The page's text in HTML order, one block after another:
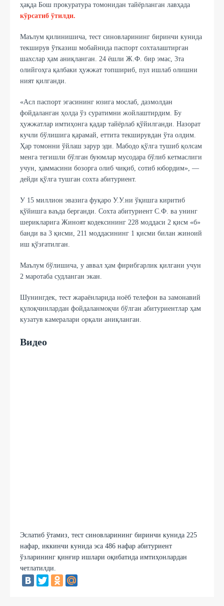
ҳақда Бош прокуратура томонидан тайёрланган лавҳада
кўрсатиб ўтилди.
Маълум қилинишича, тест синовларининг биринчи кунида
текширув ўтказиш мобайнида паспорт сохталаштирган
шахслар ҳам аниқланган. 24 ёшли Ж.Ф. бир эмас, 3та
олийгоҳга қалбаки ҳужжат топшириб, пул ишлаб олишни
ният қилганди.
«Асл паспорт эгасининг юзига мослаб, дазмолдан
фойдаланган ҳолда ўз суратимни жойлаштирдим. Бу
ҳужжатлар имтиҳонга қадар тайёрлаб қўйилганди. Назорат
кучли бўлишига қарамай, еттита текширувдан ўта олдим.
Ҳар томонни ўйлаш зарур эди. Мабодо қўлга тушиб қолсам
менга тегишли бўлган буюмлар мусодара бўлиб кетмаслиги
учун, ҳаммасини бозорга олиб чиқиб, сотиб юбордим», —
дейди қўлга тушган сохта абитуриент.
У 15 миллион эвазига фуқаро У.У.ни ўқишга киритиб
қўйишга ваъда берганди. Сохта абитуриент С.Ф. ва унинг
шерикларига Жиноят кодексининг 228 моддаси 2 қисм «б»
банди ва 3 қисми, 211 моддасининг 1 қисми билан жиноий
иш қўзғатилган.
Маълум бўлишича, у аввал ҳам фирибгарлик қилгани учун
2 маротаба судланган экан.
Шунингдек, тест жараёнларида ноёб телефон ва замонавий
қулоқчинлардан фойдаланмоқчи бўлган абитуриентлар ҳам
кузатув камералари орқали аниқланган.
Видео
Эслатиб ўтамиз, тест синовларининг биринчи кунида 225
нафар, иккинчи кунида эса 486 нафар абитуриент
ўзларининг қинғир ишлари оқибатида имтиҳонлардан
четлатилди.